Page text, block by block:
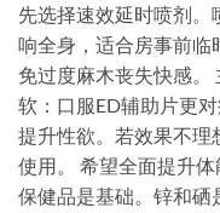
先选择速效延时喷剂
响全身，适合房事前临
免过度麻木丧失快感。
软：口服ED辅助片更
提升性欲。若效果不理
使用。 希望全面提升
保健品是基础。锌和硒